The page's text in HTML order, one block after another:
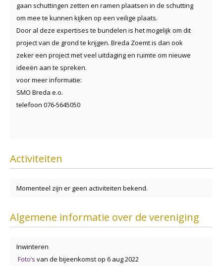
gaan schuttingen zetten en ramen plaatsen in de schutting
om mee te kunnen kijken op een veilige plaats.
Door al deze expertises te bundelen is het mogelijk om dit
project van de grond te krijgen. Breda Zoemt is dan ook
zeker een project met veel uitdaging en ruimte om nieuwe
ideeën aan te spreken.
voor meer informatie:
SMO Breda e.o.
telefoon 076-5645050
Activiteiten
Momenteel zijn er geen activiteiten bekend.
Algemene informatie over de vereniging
Inwinteren
Foto’s van de bijeenkomst op 6 aug 2022